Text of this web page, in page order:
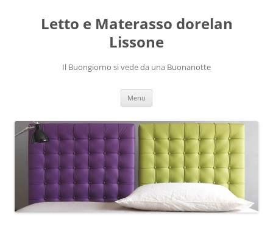
contenutoLetto e Materasso dorelan
Lissone
Il Buongiorno si vede da una Buonanotte
Menu